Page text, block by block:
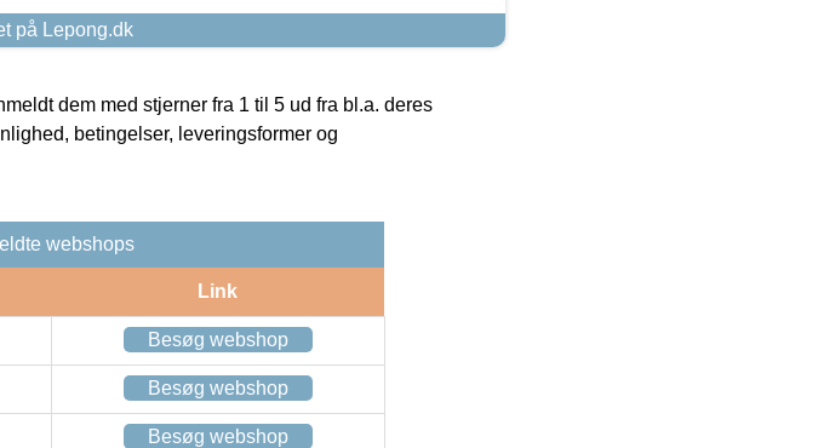
på Lepong.dk
dem med stjerner fra 1 til 5 ud fra bl.a. deres
betingelser, leveringsformer og
webshops
Link
Besøg webshop
Besøg webshop
Besøg webshop